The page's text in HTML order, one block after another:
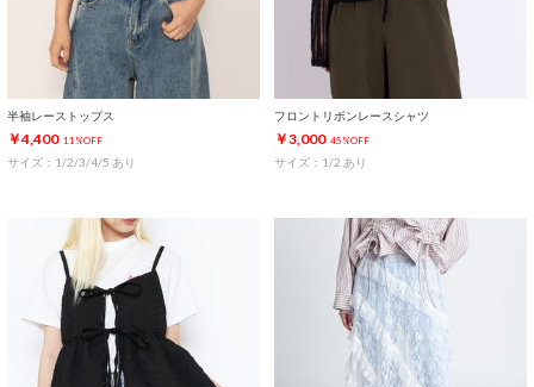
半袖レーストップス
￥4,400 11%OFF
サイズ：1/2/3/4/5 あり
フロントリボンレースシャツ
￥3,000 45%OFF
サイズ：1/2 あり